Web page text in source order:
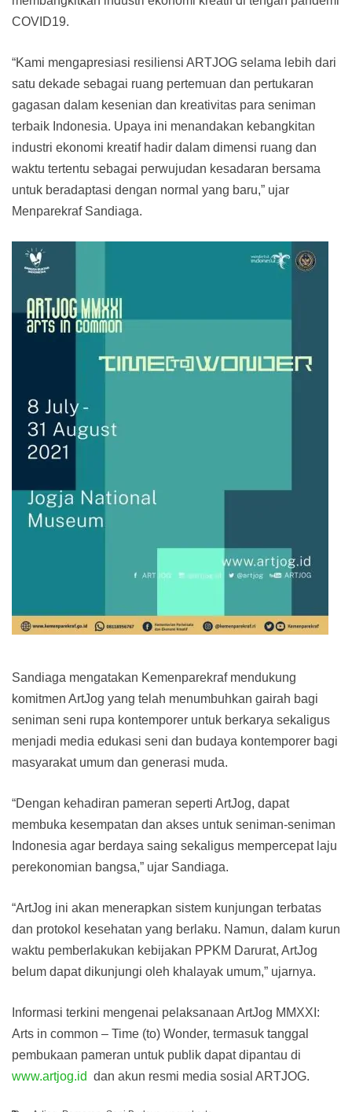
COVID19.
“Kami mengapresiasi resiliensi ARTJOG selama lebih dari
satu dekade sebagai ruang pertemuan dan pertukaran
gagasan dalam kesenian dan kreativitas para seniman
terbaik Indonesia. Upaya ini menandakan kebangkitan
industri ekonomi kreatif hadir dalam dimensi ruang dan
waktu tertentu sebagai perwujudan kesadaran bersama
untuk beradaptasi dengan normal yang baru,” ujar
Menparekraf Sandiaga.
Sandiaga mengatakan Kemenparekraf mendukung
komitmen ArtJog yang telah menumbuhkan gairah bagi
seniman seni rupa kontemporer untuk berkarya sekaligus
menjadi media edukasi seni dan budaya kontemporer bagi
masyarakat umum dan generasi muda.
“Dengan kehadiran pameran seperti ArtJog, dapat
membuka kesempatan dan akses untuk seniman-seniman
Indonesia agar berdaya saing sekaligus mempercepat laju
perekonomian bangsa,” ujar Sandiaga.
“ArtJog ini akan menerapkan sistem kunjungan terbatas
dan protokol kesehatan yang berlaku. Namun, dalam kurun
waktu pemberlakukan kebijakan PPKM Darurat, ArtJog
belum dapat dikunjungi oleh khalayak umum,” ujarnya.
Informasi terkini mengenai pelaksanaan ArtJog MMXXI:
Arts in common – Time (to) Wonder, termasuk tanggal
pembukaan pameran untuk publik dapat dipantau di
www.artjog.id dan akun resmi media sosial ARTJOG.